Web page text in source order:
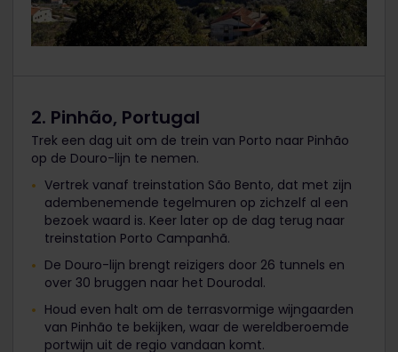
2. Pinhão, Portugal
Trek een dag uit om de trein van Porto naar Pinhão
op de Douro-lijn te nemen.
Vertrek vanaf treinstation São Bento, dat met zijn
adembenemende tegelmuren op zichzelf al een
bezoek waard is. Keer later op de dag terug naar
treinstation Porto Campanhã.
De Douro-lijn brengt reizigers door 26 tunnels en
over 30 bruggen naar het Dourodal.
Houd even halt om de terrasvormige wijngaarden
van Pinhão te bekijken, waar de wereldberoemde
portwijn uit de regio vandaan komt.